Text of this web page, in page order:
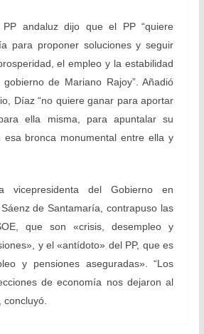
andaluz dijo que el PP “quiere
para proponer soluciones y seguir
el empleo y la estabilidad
de Mariano Rajoy”. Añadió
Díaz “no quiere ganar para aportar
ella misma, para apuntalar su
esa bronca monumental entre ella y
del Gobierno en
de Santamaría, contrapuso las
que son «crisis, desempleo y
y el «antídoto» del PP, que es
y pensiones aseguradas». “Los
de economía nos dejaron al
concluyó.